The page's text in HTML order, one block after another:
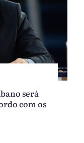
será
com os